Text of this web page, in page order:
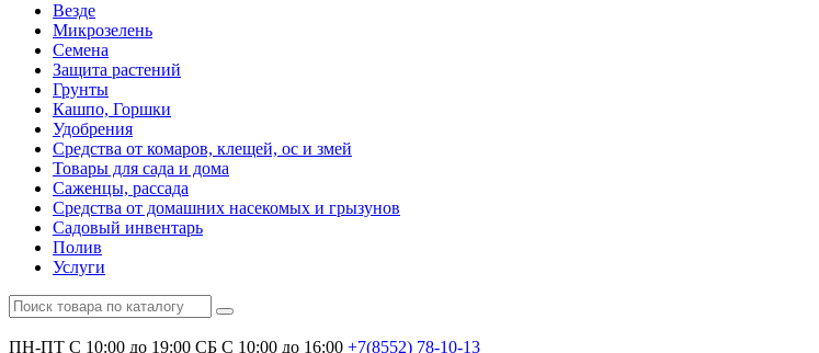
Везде
Микрозелень
Семена
Защита растений
Грунты
Кашпо, Горшки
Удобрения
Средства от комаров, клещей, ос и змей
Товары для сада и дома
Саженцы, рассада
Средства от домашних насекомых и грызунов
Садовый инвентарь
Полив
Услуги
ПН-ПТ С 10:00 до 19:00 СБ С 10:00 до 16:00 +7(8552) 78-10-13